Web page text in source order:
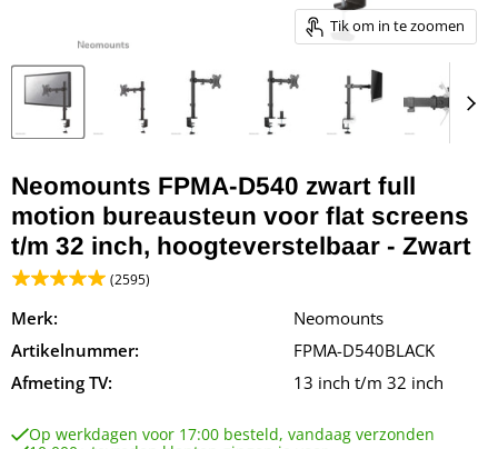
Tik om in te zoomen
Neomounts FPMA-D540 zwart full
motion bureausteun voor flat screens
t/m 32 inch, hoogteverstelbaar - Zwart
(2595)
Merk:
Neomounts
Artikelnummer:
FPMA-D540BLACK
Afmeting TV:
13 inch t/m 32 inch
Op werkdagen voor 17:00 besteld, vandaag verzonden